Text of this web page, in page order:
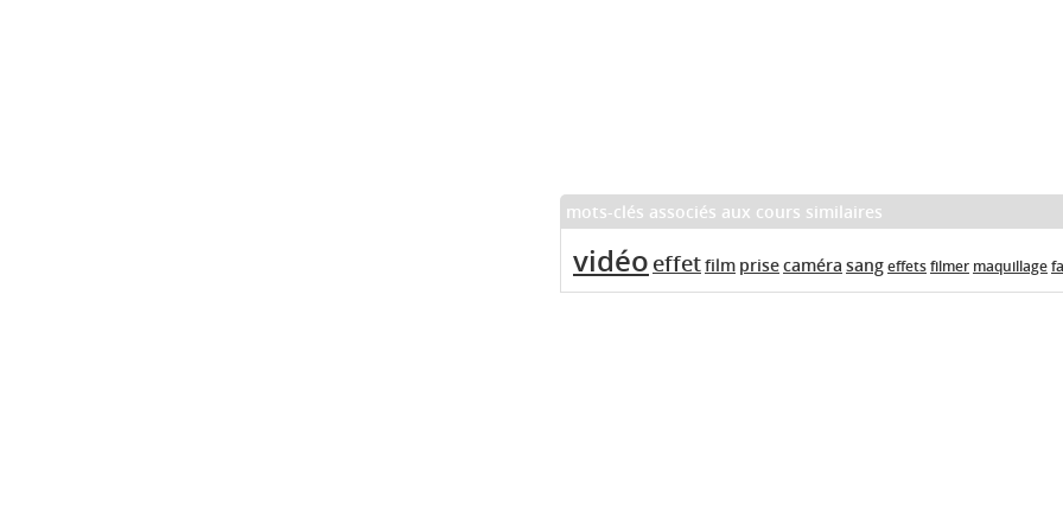
mots-clés associés aux cours similaires
vidéo effetfilm prisecaméra sangeffetsfilmer maquillage